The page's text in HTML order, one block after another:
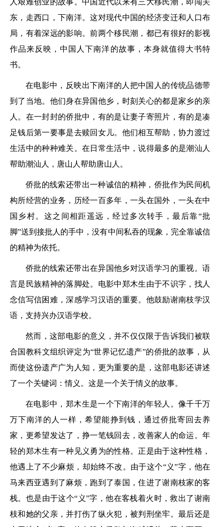
人艰难创业的故事。中国近代以来有三大移民潮，即闯关
东，走西口，下南洋。这对现代中国的经济变迁和人口布
局，有着深远的影响。前两个移民潮，都已有很好的影视
作品来反映，中国人下南洋的故事，本身就值得大书特
书。
在电影中，反映出下南洋的人把中国人的传统品德带
到了当地。他们身在异国他乡，时刻关心的都是家乡的亲
人。在一封封的侨批中，有的是让妻子寄照片，有的是凑
足钱后第一要事是去赎回女儿。他们相互帮助，协力渡过
生活中的种种难关。在日常生活中，说得最多的是潮汕人
帮助潮汕人，唐山人帮助唐山人。
侨批的线索还带出一种诚信的精神，侨批作为民间机
构所经营的业务，历经一百多年，一头在国外，一头在中
国乡村。这之间相距遥远，经过多次转手，最后靠“批
脚”送到接批人的手中，没有中间私吞的现象，完全靠诚信
的精神为依托。
侨批的线索还带出在异国他乡对汉语学习的重视。语
言是民族精神的落脚处。电影中郑木生由于不识字，找人
念信写信困难，深感学习汉语的重要。他鼓励谢南枝学汉
语，支持兴办汉语学校。
然而，这部电影的意义，并不仅仅限于告诉我们被联
合国教科文组织评定为“世界记忆遗产”的侨批的故事，从
而使这份遗产广为人知，更为重要的是，这部电影还讲述
了一个关键词：情义。这是一个关于情义的故事。
在电影中，郑木生是一个下南洋的年轻人。像千千万
万下南洋的人一样，希望能挣到钱，通过侨批寄回去养
家，更希望发达了，挣一笔钱回去，改善家人的命运。年
轻的郑木生有一种见义勇为的性格。正是由于这种性格，
他遇上了不少麻烦，却始终不改。由于这个“义”字，他在
马来西亚遇到了麻烦，跑到了泰国，住进了谢南枝家的客
栈。也是由于这个“义”字，他在客栈着火时，救出了谢南
枝和她的父亲，并打伤了纵火犯，被判刑坐牢。最后还是